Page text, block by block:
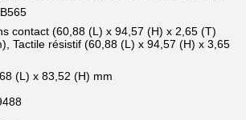
contact (60,88 (L) x 94,57 (H) x 2,65 (T)
Tactile résistif (60,88 (L) x 94,57 (H) x 3,65
(L) x 83,52 (H) mm